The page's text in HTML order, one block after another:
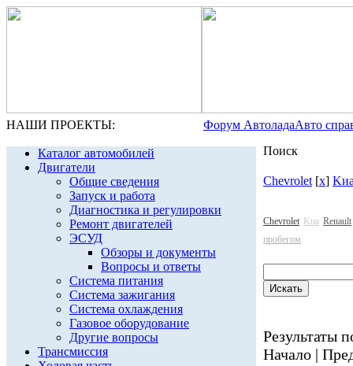
НАШИ ПРОЕКТЫ: Форум АвтоладаАвто
Каталог автомобилей
Двигатели
Общие сведения
Запуск и работа
Диагностика и регулировки
Ремонт двигателей
ЭСУД
Обзоры и документы
Вопросы и ответы
Система питания
Система зажигания
Система охлаждения
Газовое оборудование
Другие вопросы
Трансмиссия
Поиск
Chevrolet [x]
Chevrolet Kиа Renault
пробегом
Результаты
Начало |